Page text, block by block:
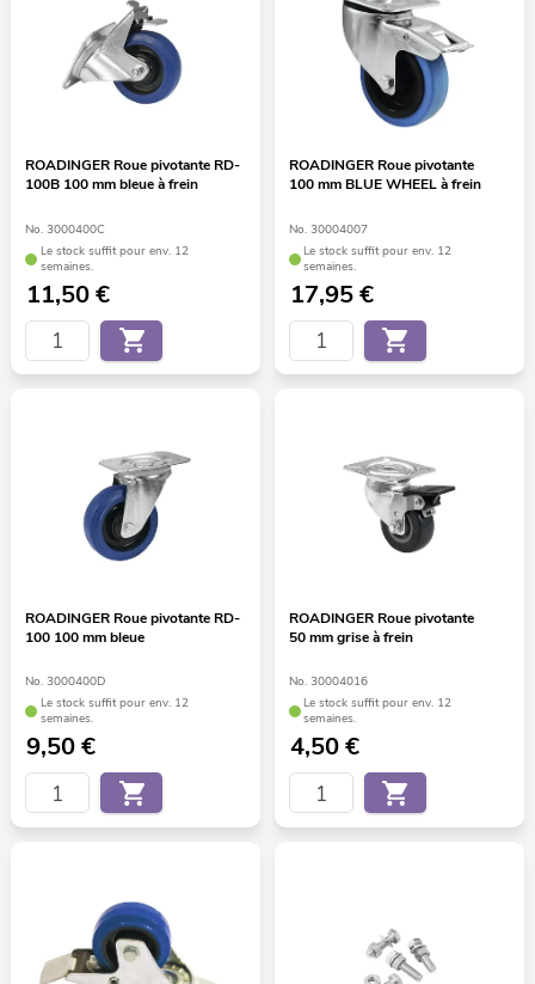
ROADINGER Roue pivotante RD-
100B 100 mm bleue à frein
No. 3000400C
Le stock suffit pour env. 12
semaines.
11,50€
ROADINGER Roue pivotante
100 mm BLUE WHEEL à frein
No. 30004007
Le stock suffit pour env. 12
semaines.
17,95€
ROADINGER Roue pivotante RD-
100 100 mm bleue
No. 3000400D
Le stock suffit pour env. 12
semaines.
9,50€
ROADINGER Roue pivotante
50 mm grise à frein
No. 30004016
Le stock suffit pour env. 12
semaines.
4,50€